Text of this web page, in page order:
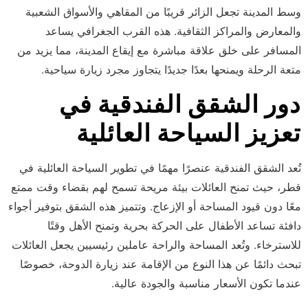
وسط المدينة تجعل الزائر قريبًا من المقاهي والأسواق الشعبية
والمعارض والمراكز الثقافية. هذه القرب الجغرافي يساعد
المسافر على خلق علاقة مباشرة مع إيقاع المدينة، مما يزيد من
متعة الرحلة ويمنحها بعدًا جديدًا يتجاوز مجرد زيارة سياحية.
دور الشقق الفندقية في
تعزيز السياحة العائلية
تُعد الشقق الفندقية عنصرًا مهمًا في تطوير السياحة العائلية في
قطر، حيث تمنح العائلات بيئة مريحة تسمح لهم بقضاء وقت ممتع
معًا دون قيود المساحة أو الإزعاج. وتتميز هذه الشقق بتوفير أجواء
دافئة تساعد الأطفال على الحركة بحرية وتمنح الأهل وقتًا
للاسترخاء. وتُعد المساحة والراحة عاملين رئيسيين يجعل العائلات
تبحث دائمًا عن هذا النوع من الإقامة عند زيارة الدوحة، خصوصًا
عندما تكون الأسعار مناسبة والجودة عالية.